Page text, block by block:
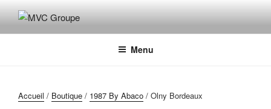
contenuMVC GROUPE
Maroquinerie – Valises – Chaussures
Menu
Accueil / Boutique / 1987 By Abaco / Olny Bordeaux